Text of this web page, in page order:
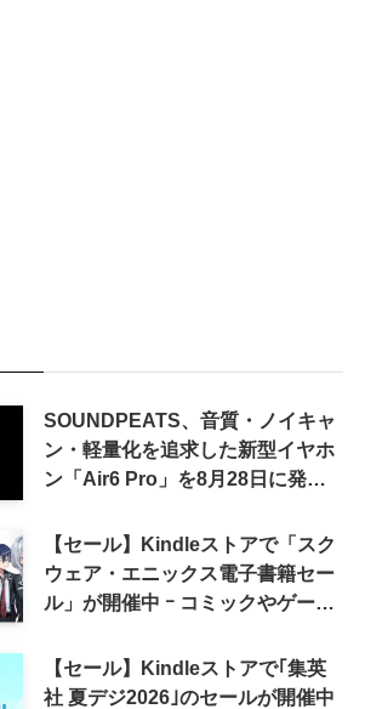
SOUNDPEATS、音質・ノイキャ
ン・軽量化を追求した新型イヤホ
ン「Air6 Pro」を8月28日に発売
【セール】Kindleストアで「スク
ウェア・エニックス電子書籍セー
ル」が開催中 ｰ コミックやゲーム
【セール】Kindleストアで｢集英
社 夏デジ2026｣のセールが開催中